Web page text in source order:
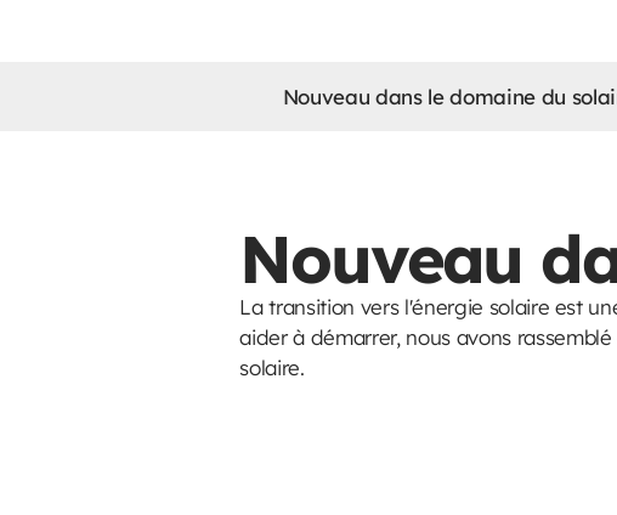
Nouveau dans le domaine du
Nouveau
La transition vers l'énergie solaire est
aider à démarrer, nous avons
solaire.